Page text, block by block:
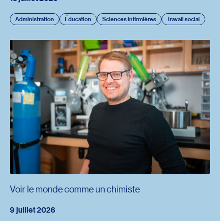
Administration Éducation Sciences infirmières Travail social
9 juillet 2026
Voir le monde comme un chimiste